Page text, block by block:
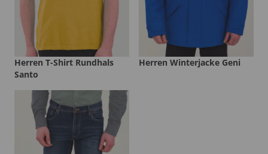
Herren T-Shirt Rundhals
Santo
Herren Winterjacke Geni